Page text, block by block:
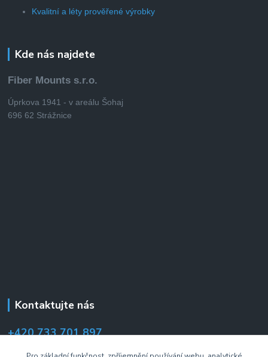
Kvalitní a léty prověřené výrobky
Kde nás najdete
Fiber Mounts s.r.o.
Úprkova 1941 - v areálu Šohaj
696 62 Strážnice
Kontaktujte nás
+420 733 701 897